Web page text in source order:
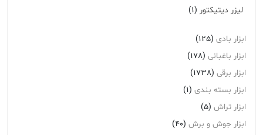
لیزر دیتیکتور (1)
ابزار بادی (125)
ابزار باغبانی (178)
ابزار برقی (1738)
ابزار بسته بندی (1)
ابزار تراش (5)
ابزار جوش و برش (40)